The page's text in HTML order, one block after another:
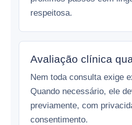
respeitosa.
Avaliação clínica
Nem toda consulta exige
Quando necessário, ele
previamente, com
consentimento.